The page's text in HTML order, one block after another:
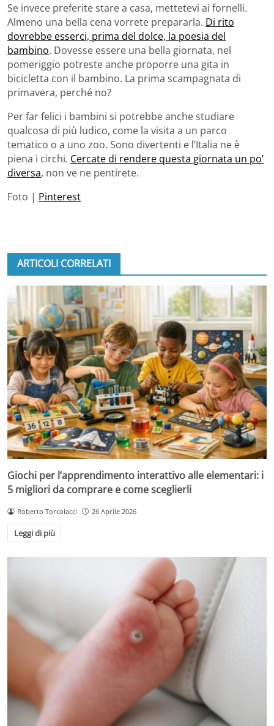
Se invece preferite stare a casa, mettetevi ai fornelli.
Almeno una bella cena vorrete prepararla. Di rito
dovrebbe esserci, prima del dolce, la poesia del
bambino. Dovesse essere una bella giornata, nel
pomeriggio potreste anche proporre una gita in
bicicletta con il bambino. La prima scampagnata di
primavera, perché no?
Per far felici i bambini si potrebbe anche studiare
qualcosa di più ludico, come la visita a un parco
tematico o a uno zoo. Sono divertenti e l’Italia ne è
piena i circhi. Cercate di rendere questa giornata un po’
diversa, non ve ne pentirete.
Foto | Pinterest
ARTICOLI CORRELATI
Giochi per l’apprendimento interattivo alle elementari: i
5 migliori da comprare e come sceglierli
Roberto Torcolacci 26 Aprile 2026
Leggi di più